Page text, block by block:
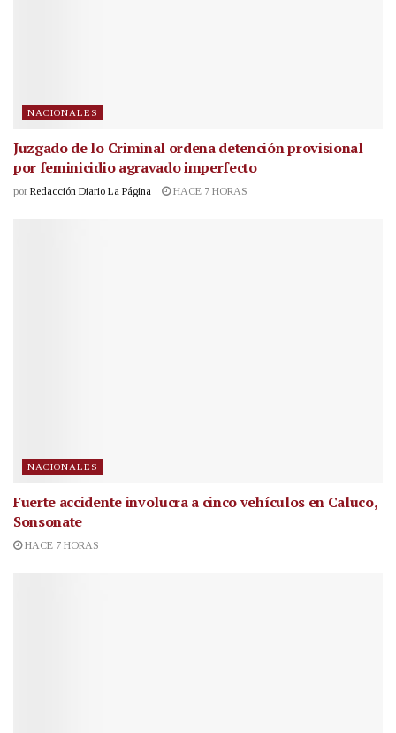
NACIONALES
Juzgado de lo Criminal ordena detención provisional
por feminicidio agravado imperfecto
por Redacción Diario La Página HACE 7 HORAS
NACIONALES
Fuerte accidente involucra a cinco vehículos en Caluco,
Sonsonate
HACE 7 HORAS